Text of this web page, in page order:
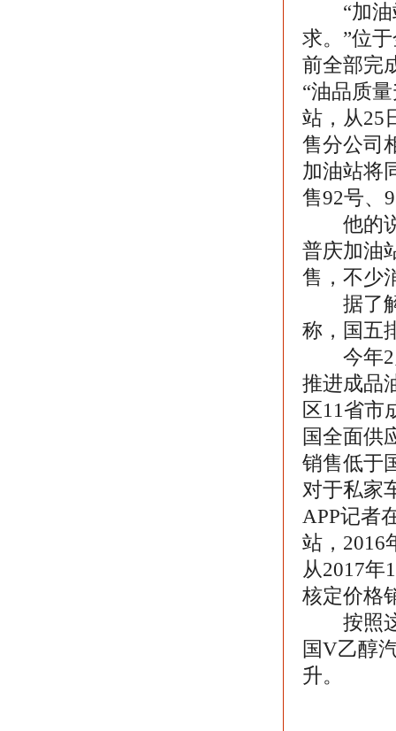
“加油站
求。”位
前全部完
“油品质
站，从25
售分公司
加油站将
售92号、
他的说
普庆加油
售，不少
据了解
称，国五
今年2月
推进成品
区11省市
国全面供
销售低于
对于私家
APP记者
站，2016
从2017年
核定价格
按照这
国V乙醇
升。